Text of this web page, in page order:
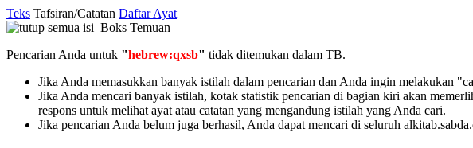
Teks Tafsiran/Catatan Daftar Ayat
Boks Temuan
Pencarian Anda untuk "hebrew:qxsb" tidak ditemukan dalam TB.
Jika Anda memasukkan banyak istilah dalam pencarian dan Anda ingin melakukan
Jika Anda mencari banyak istilah, kotak statistik pencarian di bagian kiri akan
respons untuk melihat ayat atau catatan yang mengandung istilah yang Anda cari.
Jika pencarian Anda belum juga berhasil, Anda dapat mencari di seluruh